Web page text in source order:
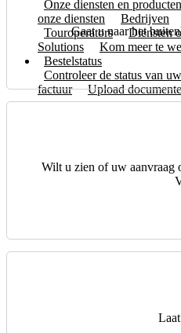
Onze diensten en producten
onze diensten
Bedrijven
Touroperators
Diensten
Solutions
Kom meer te
Bestelstatus
Controleer de status van
factuur
Upload
Gaat u naar het
Wilt u zien of uw aanvraag